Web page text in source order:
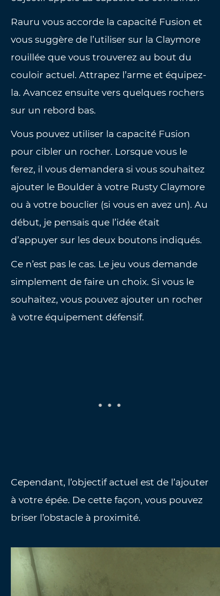
Rauru vous accorde la capacité Fusion et
vous suggère de l’utiliser sur la Claymore
rouillée que vous trouverez au bout du
couloir actuel. Attrapez l’arme et équipez-
la. Avancez ensuite vers quelques rochers
sur un rebord bas.
Vous pouvez utiliser la capacité Fusion
pour cibler un rocher. Lorsque vous le
ferez, il vous demandera si vous souhaitez
ajouter le Boulder à votre Rusty Claymore
ou à votre bouclier (si vous en avez un). Au
début, je pensais que l’idée était
d’appuyer sur les deux boutons indiqués.
Ce n’est pas le cas. Le jeu vous demande
simplement de faire un choix. Si vous le
souhaitez, vous pouvez ajouter un rocher
à votre équipement défensif.
Cependant, l’objectif actuel est de l’ajouter
à votre épée. De cette façon, vous pouvez
briser l’obstacle à proximité.